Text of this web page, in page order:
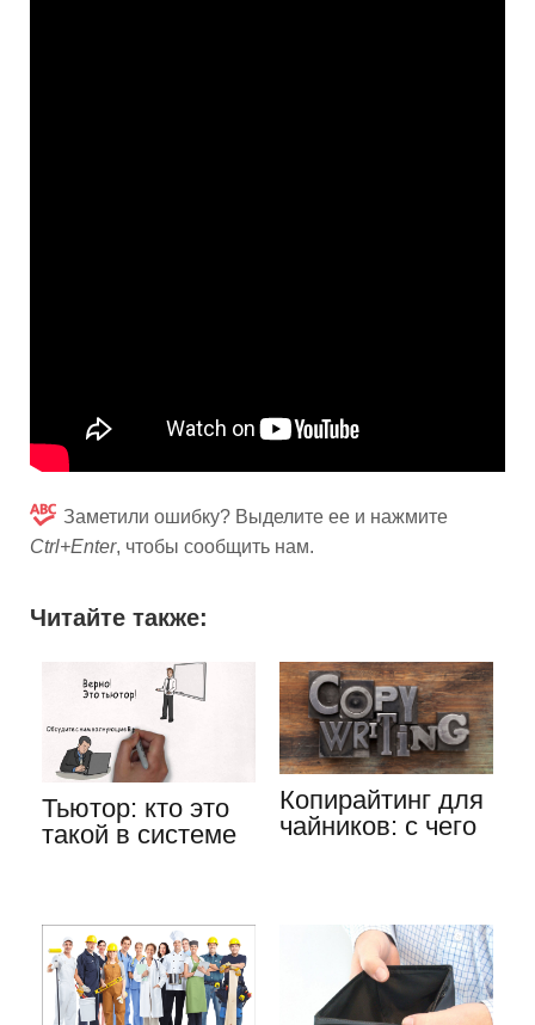
Заметили ошибку? Выделите ее и нажмите
Ctrl+Enter, чтобы сообщить нам.
Читайте также:
Тьютор: кто это
такой в системе
Копирайтинг для
чайников: с чего